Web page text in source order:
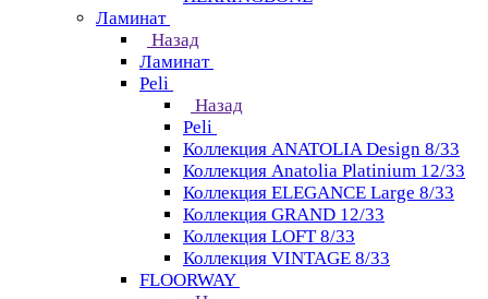
Ламинат
Назад
Ламинат
Peli
Назад
Peli
Коллекция ANATOLIA Design 8/33
Коллекция Anatolia Platinium 12/33
Коллекция ELEGANCE Large 8/33
Коллекция GRAND 12/33
Коллекция LOFT 8/33
Коллекция VINTAGE 8/33
FLOORWAY